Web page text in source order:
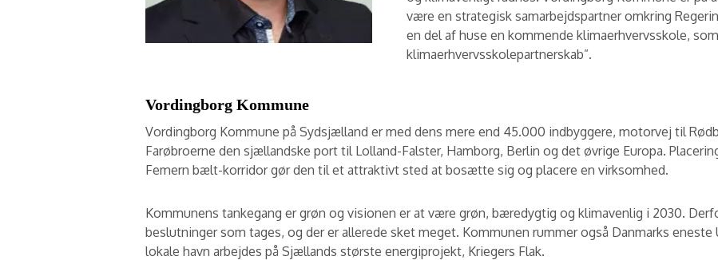
være en strategisk samarbejdspartner omkring
en del af huse en kommende klimaerhvervsskole,
klimaerhvervsskolepartnerskab”.
Vordingborg Kommune
Vordingborg Kommune på Sydsjælland er med dens mere end 45.000 indbyggere, motorvej til
Farøbroerne den sjællandske port til Lolland-Falster, Hamborg, Berlin og det øvrige Europa.
Femern bælt-korridor gør den til et attraktivt sted at bosætte sig og placere en virksomhed.
Kommunens tankegang er grøn og visionen er at være grøn, bæredygtig og klimavenlig i 2030.
beslutninger som tages, og der er allerede sket meget. Kommunen rummer også Danmarks
lokale havn arbejdes på Sjællands største energiprojekt, Kriegers Flak.